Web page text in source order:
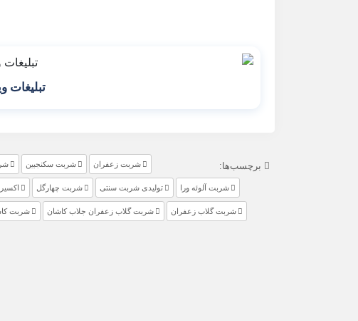
تبلیغات
برچسب‌ها: شربت زعفران شربت سکنجبین
شربت آلوئه ورا تولیدی شربت سنتی شربت چهارگل
شربت گلاب زعفران شربت گلاب زعفران جلاب کاشان شربت